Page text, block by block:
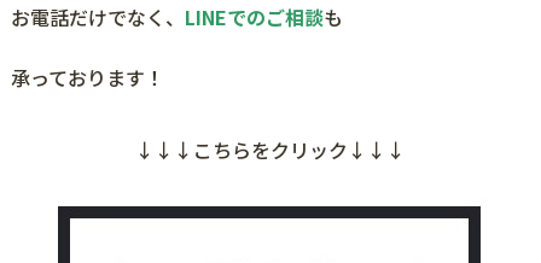
お電話だけでなく、 LINEでのご相談も
承っております！
↓↓↓こちらをクリック↓↓↓